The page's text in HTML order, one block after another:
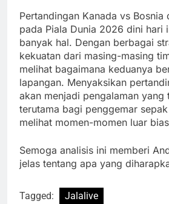
Pertandingan Kanada vs Bosnia
pada Piala Dunia 2026 dini hari
banyak hal. Dengan berbagai
kekuatan dari masing-masing
melihat bagaimana keduanya
lapangan. Menyaksikan
akan menjadi pengalaman yang
terutama bagi penggemar
melihat momen-momen luar
Semoga analisis ini memberi
jelas tentang apa yang
Tagged:
Jalalive